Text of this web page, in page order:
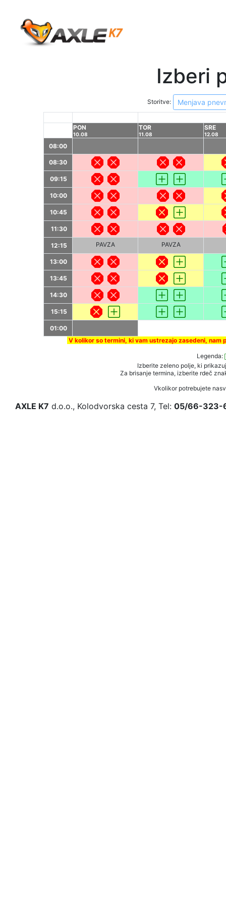
Izberi
Storitve: Menjava
PON
10.08
TOR
11.08
SRE
12.08
08:00
08:30
09:15
10:00
10:45
11:30
12:15 PAVZA PAVZA
13:00
13:45
14:30
15:15
01:00
V kolikor so termini, ki vam ustrezajo zasedeni,
Legenda:
Izberite zeleno polje, ki
Za brisanje termina, izberite rdeč
Vkolikor potrebujete
AXLE K7 d.o.o., Kolodvorska cesta 7, Tel: 05/66-323-